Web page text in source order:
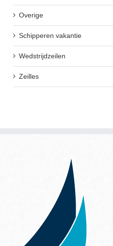
Overige
Schipperen vakantie
Wedstrijdzeilen
Zeilles